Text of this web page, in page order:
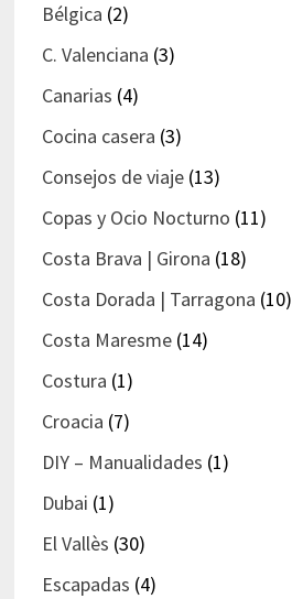
Bélgica (2)
C. Valenciana (3)
Canarias (4)
Cocina casera (3)
Consejos de viaje(13)
Copas y Ocio Nocturno (11)
Costa Brava | Girona (18)
Costa Dorada | Tarragona (10)
Costa Maresme(14)
Costura (1)
Croacia (7)
DIY – Manualidades (1)
Dubai (1)
El Vallès (30)
Escapadas (4)